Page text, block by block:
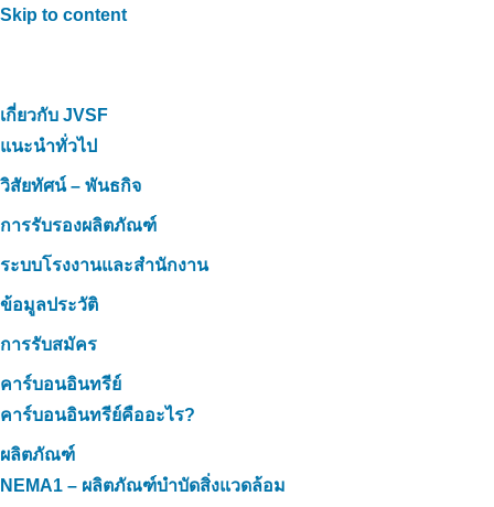
Skip to content
เกี่ยวกับ JVSF
แนะนำทั่วไป
วิสัยทัศน์ – พันธกิจ
การรับรองผลิตภัณฑ์
ระบบโรงงานและสำนักงาน
ข้อมูลประวัติ
การรับสมัคร
คาร์บอนอินทรีย์
คาร์บอนอินทรีย์คืออะไร?
ผลิตภัณฑ์
NEMA1 – ผลิตภัณฑ์บำบัดสิ่งแวดล้อม